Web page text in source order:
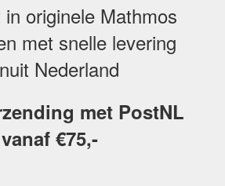
originele Mathmos
met snelle levering
Nederland
met PostNL
vanaf €75,-